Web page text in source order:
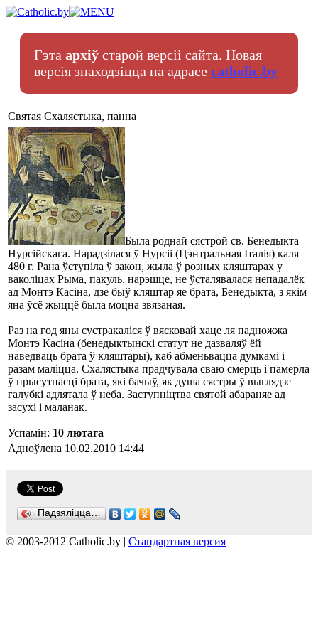
Гэта архіў старой версіі сайта. Новая
версія знаходзіцца па адрасе catholic.by
Святая Схалястыка, панна
Была роднай сястрой св. Бенедыкта
Нурсійскага. Нарадзілася ў Нурсіі (Цэнтральная Італія) каля
480 г. Рана ўступіла ў закон, жыла ў розных кляштарах у
ваколіцах Рыма, пакуль, нарэшце, не ўсталявалася непадалёк
ад Монтэ Касіна, дзе быў кляштар яе брата, Бенедыкта, з якім
яна ўсё жыццё была моцна звязаная.
Раз на год яны сустракаліся ў вясковай хаце ля падножжа
Монтэ Касіна (бенедыктынскі статут не дазваляў ёй
наведваць брата ў кляштары), каб абменьвацца думкамі і
разам маліцца. Схалястыка прадчувала сваю смерць і памерла
ў прысутнасці брата, які бачыў, як душа сястры ў выглядзе
галубкі адлятала ў неба. Заступніцтва святой абараняе ад
засухі і маланак.
Успамін: 10 лютага
Адноўлена 10.02.2010 14:44
Падзяліцца…
© 2003-2012 Catholic.by | Стандартная версия